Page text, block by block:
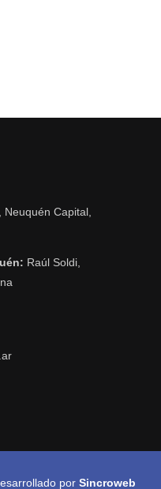
Capital,
Raúl Soldi,
por Sincroweb